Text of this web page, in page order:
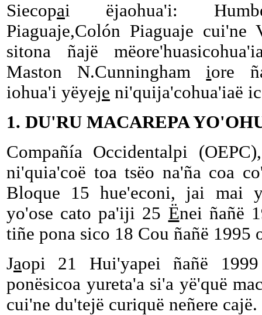
Siecopai ëjaohua'i:
Piaguaje,Colón Piaguaje cui'ne
sitona ñajë
Maston N.Cunninghamiore
iohua'i yëyeje ni'quija'cohua'iaë
1. DU'RU MACAREPA
Compañía Occidentalpi
ni'quia'coë toa tsëo na'ña coa
Bloque 15 hue'econi, jai mai
yo'ose cato pa'iji 25 Ënei ñañë
tiñe pona sico 18 Cou ñañë 1995
Jaopi 21 Hui'yapei ñañë
ponësicoa yureta'a si'a yë'quë
cui'ne du'tejë curiquë neñere cajë.